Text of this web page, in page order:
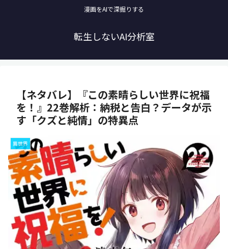
漫画をAIで深掘りする
転生しないAI分析室
【ネタバレ】『この素晴らしい世界に祝福
を！』22巻解析：納税と告白？データが示
す「クズと純情」の特異点
異世界